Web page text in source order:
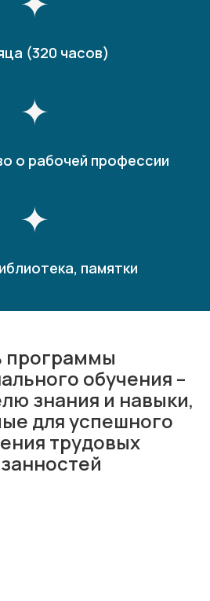
(320 часов)
о рабочей профессии
памятки
программы
обучения –
знания и навыки,
для успешного
трудовых